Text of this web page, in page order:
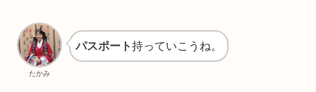
たかみ
パスポート持っていこうね。